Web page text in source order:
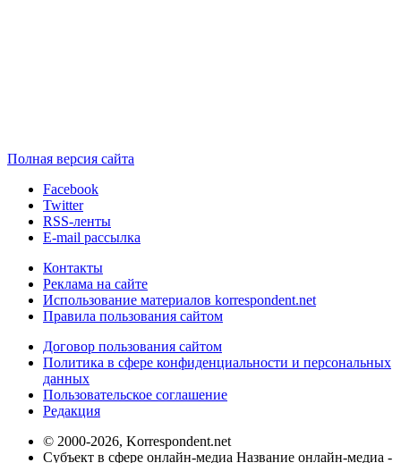
Полная версия сайта
Facebook
Twitter
RSS-ленты
E-mail рассылка
Контакты
Реклама на сайте
Использование материалов korrespondent.net
Правила пользования сайтом
Договор пользования сайтом
Политика в сфере конфиденциальности и персональных
данных
Пользовательское соглашение
Редакция
© 2000-2026, Korrespondent.net
Субъект в сфере онлайн-медиа Название онлайн-медиа -